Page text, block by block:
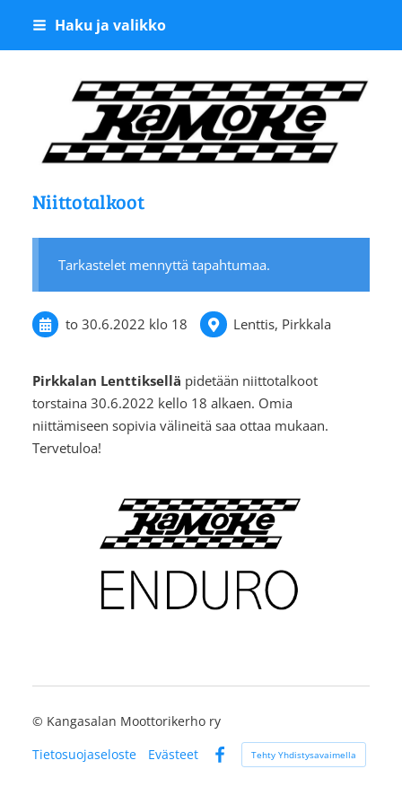
Siirry
Haku ja valikko
Kangasalan
Niittotalkoot
Tarkastelet mennyttä tapahtumaa.
to 30.6.2022 klo 18 Lenttis, Pirkkala
Pirkkalan Lenttiksellä pidetään niittotalkoot
torstaina 30.6.2022 kello 18 alkaen. Omia
niittämiseen sopivia välineitä saa ottaa mukaan.
Tervetuloa!
© Kangasalan Moottorikerho ry
Tietosuojaseloste
Evästeet
Facebook
Tehty Yhdistysavaimella